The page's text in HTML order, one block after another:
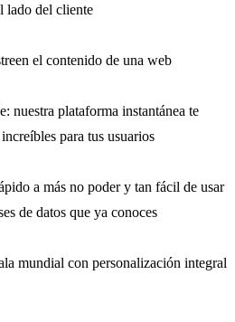
lado del cliente
el contenido de una web
nuestra plataforma instantánea te
para tus usuarios
a más no poder y tan fácil de usar
de datos que ya conoces
mundial con personalización integral